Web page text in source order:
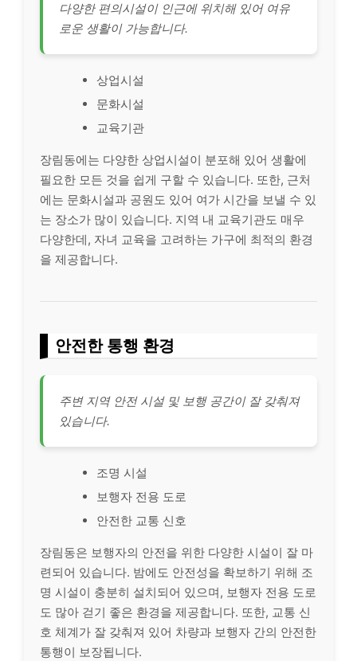
다양한 편의시설이 인근에 위치해 있어 여유
로운 생활이 가능합니다.
상업시설
문화시설
교육기관
장림동에는 다양한 상업시설이 분포해 있어 생활에
필요한 모든 것을 쉽게 구할 수 있습니다. 또한, 근처
에는 문화시설과 공원도 있어 여가 시간을 보낼 수 있
는 장소가 많이 있습니다. 지역 내 교육기관도 매우
다양한데, 자녀 교육을 고려하는 가구에 최적의 환경
을 제공합니다.
안전한 통행 환경
주변 지역 안전 시설 및 보행 공간이 잘 갖춰져
있습니다.
조명 시설
보행자 전용 도로
안전한 교통 신호
장림동은 보행자의 안전을 위한 다양한 시설이 잘 마
련되어 있습니다. 밤에도 안전성을 확보하기 위해 조
명 시설이 충분히 설치되어 있으며, 보행자 전용 도로
도 많아 걷기 좋은 환경을 제공합니다. 또한, 교통 신
호 체계가 잘 갖춰져 있어 차량과 보행자 간의 안전한
통행이 보장됩니다.